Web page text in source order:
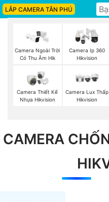
LẮP CAMERA TÂN PHÚ
Camera Ngoài Trời
Có Thu Âm Hik
Camera Ip 360
Hikvision
Camera Thiết Kế
Nhựa Hikvision
Camera Lux Thấp
Hikvision
CAMERA